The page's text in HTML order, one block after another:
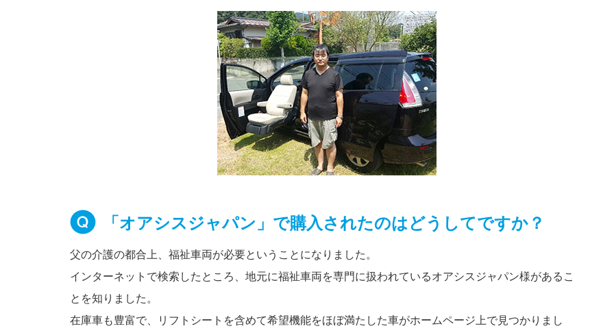
「オアシスジャパン」で購入されたのはどうしてですか？
父の介護の都合上、福祉車両が必要ということになりました。
インターネットで検索したところ、地元に福祉車両を専門に扱われているオアシスジャパン様があるこ
とを知りました。
在庫車も豊富で、リフトシートを含めて希望機能をほぼ満たした車がホームページ上で見つかりまし